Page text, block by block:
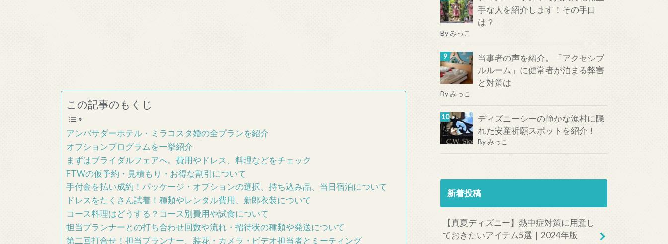
この記事のもくじ
アンバサダーホテル・ミラコスタ婚の全プランを紹介
オプションプログラムを一挙紹介
まずはブライダルフェアへ。費用やドレス、料理などをチェック
FTWの仮予約・見積もり・お得な割引について
手付金を払い成約！パッケージ・オプションの選択、持ち込み品、当日宿泊について
ドレスをたくさん試着！種類やレンタル費用、新郎衣装について
コース料理はどうする？コース別費用や試食について
担当プランナーとの打ち合わせ回数や流れ・招待状の種類や発送について
第二回打合せ！担当プランナー、装花・カメラ・ビデオ担当者とミーティング
手な人を紹介します！その手口
は？
Byみっこ
当事者の声を紹介。「アクセシブ
ルルーム」に健常者が泊まる弊害
と対策は
Byみっこ
ディズニーシーの静かな漁村に隠
れた安産祈願スポットを紹介！
Byみっこ
新着投稿
【真夏ディズニー】熱中症対策に用意し
ておきたいアイテム5選｜2024年版